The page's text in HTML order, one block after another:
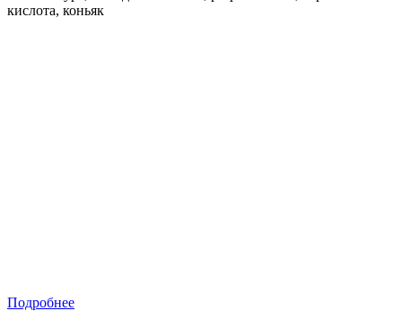
кислота, коньяк
Подробнее